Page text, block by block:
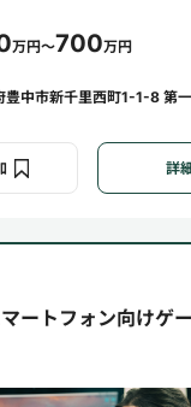
万円～700万円
豊中市新千里西町1-1-8 第
詳
マートフォン向けゲ